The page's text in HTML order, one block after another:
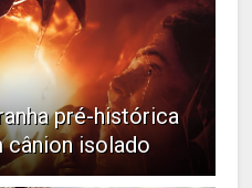
pré-histórica
cânion isolado